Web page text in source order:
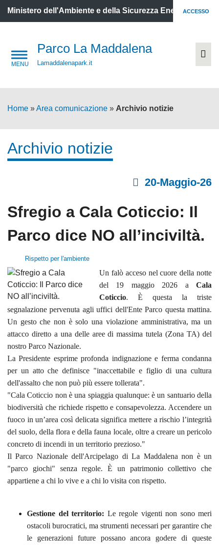
Ministero dell'Ambiente e della Sicurezza Energetica
ACCESSO
Parco La Maddalena
Lamaddalenapark.it
Home »Area comunicazione » Archivio notizie
Archivio notizie
20-Maggio-26
Sfregio a Cala Coticcio: Il
Parco dice NO all’inciviltà.
Rispetto per l'ambiente
Un falò acceso nel cuore della notte
del 19 maggio 2026 a Cala
Coticcio. È questa la triste
segnalazione pervenuta agli uffici dell'Ente Parco questa mattina.
Un gesto che non è solo una violazione amministrativa, ma un
attacco diretto a una delle aree di massima tutela (Zona TA) del
nostro Parco Nazionale.
La Presidente esprime profonda indignazione e ferma condanna
per un atto che definisce "inaccettabile e figlio di una cultura
dell'assalto che non può più essere tollerata".
"Cala Coticcio non è una spiaggia qualunque: è un santuario della
biodiversità che richiede rispetto e consapevolezza. Accendere un
fuoco in un’area così delicata significa mettere a rischio l’integrità
del suolo, della flora e della fauna locale, oltre a creare un pericolo
concreto di incendi in un territorio prezioso."
Il Parco Nazionale dell'Arcipelago di La Maddalena non è un
"parco giochi" senza regole. È un patrimonio collettivo che
appartiene a chi lo vive e a chi lo visita con rispetto.
Gestione del territorio: Le regole vigenti non sono meri
ostacoli burocratici, ma strumenti necessari per garantire che
le generazioni future possano ancora godere di queste